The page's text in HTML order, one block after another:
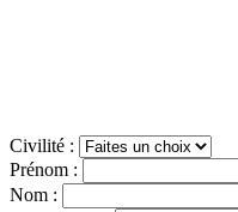
Civilité :
Prénom :
Nom :